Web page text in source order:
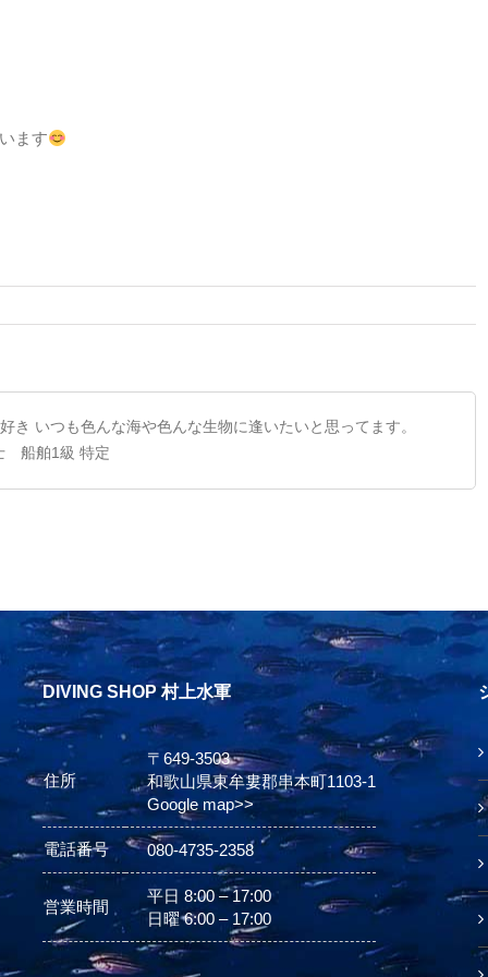
ます
き いつも色んな海や色んな生物に逢いたいと思ってます。
船舶1級 特定
DIVING SHOP 村上水軍
住所
〒649-3503
和歌山県東牟婁郡串本町1103-1
Google map>>
電話番号 080-4735-2358
営業時間
平日 8:00 – 17:00
日曜 6:00 – 17:00